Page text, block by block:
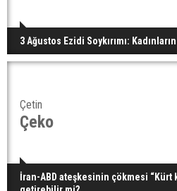
3 Ağustos Ezidi Soykırımı: Kadınların
Çetin
Çeko
İran-ABD ateşkesinin çökmesi “Kürt